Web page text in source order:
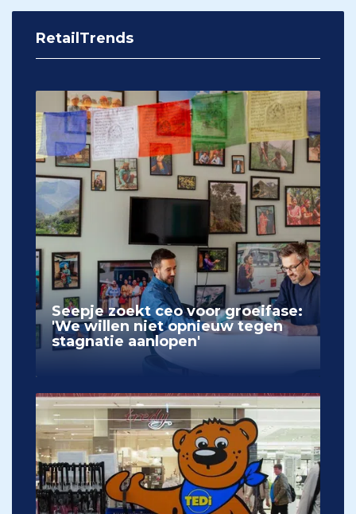
RetailTrends
Seepje zoekt ceo voor groeifase:
'We willen niet opnieuw tegen
stagnatie aanlopen'